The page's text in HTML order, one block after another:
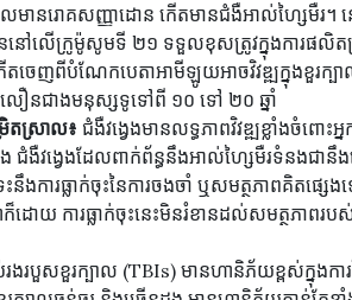
មានរោគសញ្ញាដោន កើតមានជំងឺអាល់ហ្សៃមឺរ។ ន
លើក្រូម៉ូសូមទី ២១ ទទួលខុសត្រូវក្នុងការផលិតប្
ចេញពីបំណែកបេតាអាមីឡូយអាចវិវឌ្ឍក្នុងខួរក្
លឿនជាងមនុស្សទូទៅពី ១០ ទៅ ២០ ឆ្នាំ
តស្រាល៖ ជំងឺវង្វេងមានលទ្ធភាពវិវឌ្ឍខ្លាំងចំព
ជំងឺវង្វេងដែលពាក់ព័ន្ធនឹងអាល់ហ្សៃមឺរទំនងជានឹ
ការធ្លាក់ចុះនៃការចងចាំ ឬសមត្ថភាពគិតផ្សេង
យ ការធ្លាក់ចុះនេះមិនរំខានដល់សមត្ថភាពរបស់
ងរបួសខួរក្បាល (TBIs) មានហានិភ័យខ្ពស់ក្នុងការ